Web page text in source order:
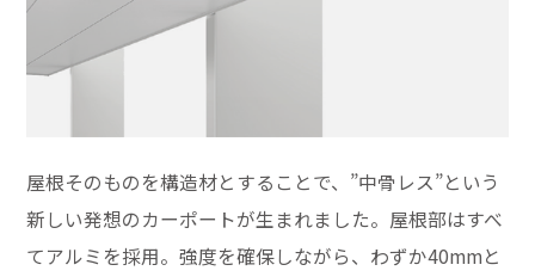
屋根そのものを構造材とすることで、”中骨レス”という
新しい発想のカーポートが生まれました。屋根部はすべ
てアルミを採用。強度を確保しながら、わずか40mmと